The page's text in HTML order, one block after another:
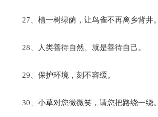
27、植一树绿荫，让鸟雀不再离乡背井。
28、人类善待自然、就是善待自己。
29、保护环境，刻不容缓。
30、小草对您微微笑，请您把路绕一绕。